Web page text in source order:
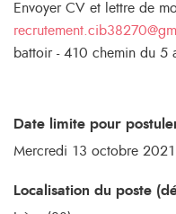
Envoyer CV et lettre de
battoir - 410 chemin du 5
Date limite pour
Mercredi 13 octobre 2021
Localisation du poste